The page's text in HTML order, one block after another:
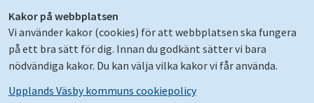
Kakor på webbplatsen
Vi använder kakor (cookies) för att webbplatsen ska fungera
på ett bra sätt för dig. Innan du godkänt sätter vi bara
nödvändiga kakor. Du kan välja vilka kakor vi får använda.
Upplands Väsby kommuns cookiepolicy